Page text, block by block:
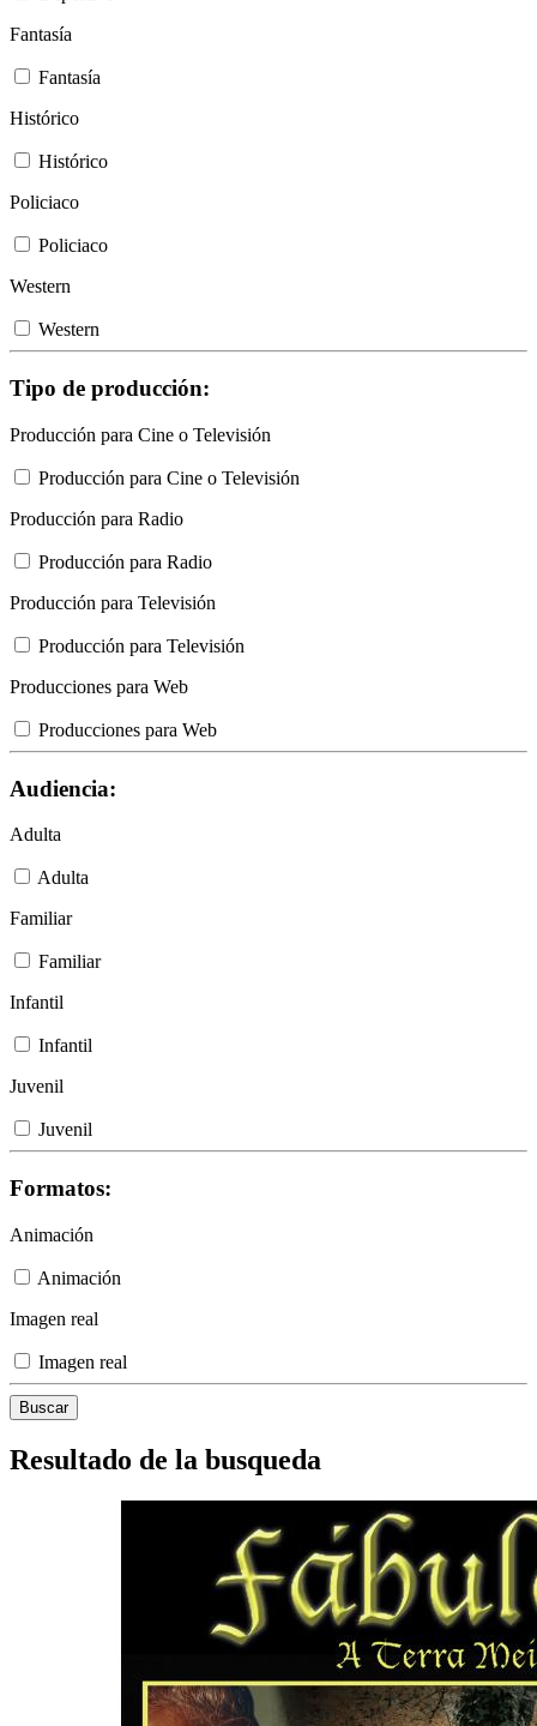
Fantasía
Fantasía
Histórico
Histórico
Policiaco
Policiaco
Western
Western
Tipo de producción:
Producción para Cine o Televisión
Producción para Cine o Televisión
Producción para Radio
Producción para Radio
Producción para Televisión
Producción para Televisión
Producciones para Web
Producciones para Web
Audiencia:
Adulta
Adulta
Familiar
Familiar
Infantil
Infantil
Juvenil
Juvenil
Formatos:
Animación
Animación
Imagen real
Imagen real
Resultado de la busqueda